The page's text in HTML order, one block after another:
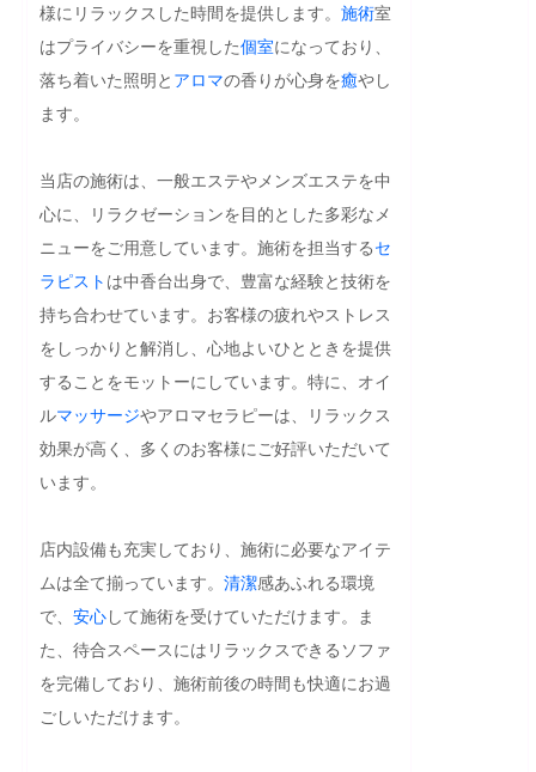
様にリラックスした時間を提供します。 施術室
はプライバシーを重視した個室になっており、
落ち着いた照明と アロマの香りが心身を癒やし
ます。
当店の施術は、一般エステやメンズエステを中
心に、リラクゼーションを目的とした多彩なメ
ニューをご用意しています。施術を担当するセ
ラピスト は中香台出身で、豊富な経験と技術を
持ち合わせています。お客様の疲れやストレス
をしっかりと解消し、心地よいひとときを提供
することをモットーにしています。特に、オイ
ルマッサージやアロマセラピーは、リラックス
効果が高く、多くのお客様にご好評いただいて
います。
店内設備も充実しており、施術に必要なアイテ
ムは全て揃っています。 清潔感あふれる環境
で、 安心して施術を受けていただけます。ま
た、待合スペースにはリラックスできるソファ
を完備しており、施術前後の時間も快適にお過
ごしいただけます。